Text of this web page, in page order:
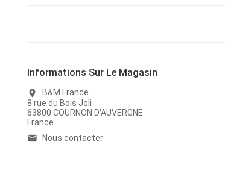
Informations Sur Le Magasin
location_on
B&M France
8 rue du Bois Joli
63800 COURNON D'AUVERGNE
France
email Nous contacter